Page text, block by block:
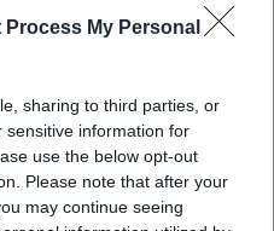
Process My Personal
sharing to third parties, or
sensitive information for
use the below opt-out
Please note that after your
may continue seeing